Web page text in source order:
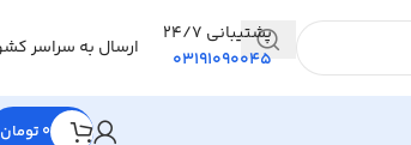
پشتیبانی 24/7
03191090045
ارسال به سراسر
0 تومان